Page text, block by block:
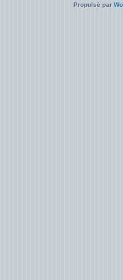
Propulsé par